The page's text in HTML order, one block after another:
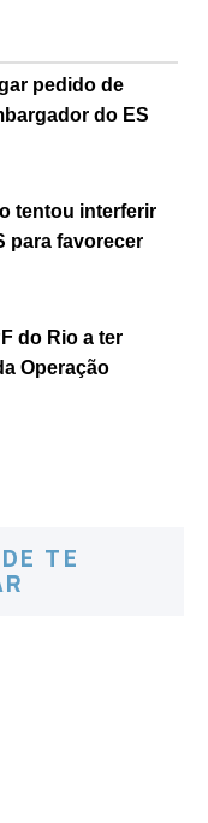
pedido de
do ES
tentou interferir
para favorecer
do Rio a ter
Operação
TE